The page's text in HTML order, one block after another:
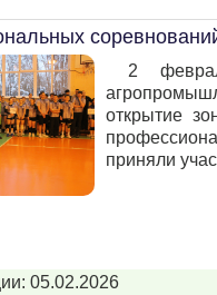
2
открытие
приняли
05.02.2026